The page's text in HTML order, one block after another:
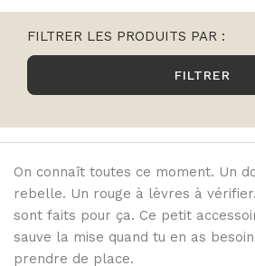
modèles
mm
NEW - Joncs L'Iconique
8mm
Joncs twistés
Joncs tressés
Bagues jonc
Pastels
Joncs en corne – Les
Roses
Joncs en corne – Les
métallisés
Joncs en corne – Les
noirs & blancs
FILTRER LES PRODUITS PAR :
FILTRER
On connaît toutes ce moment. Un
rebelle. Un rouge à lèvres à
sont faits pour ça. Ce petit
sauve la mise quand tu en as
prendre de place.